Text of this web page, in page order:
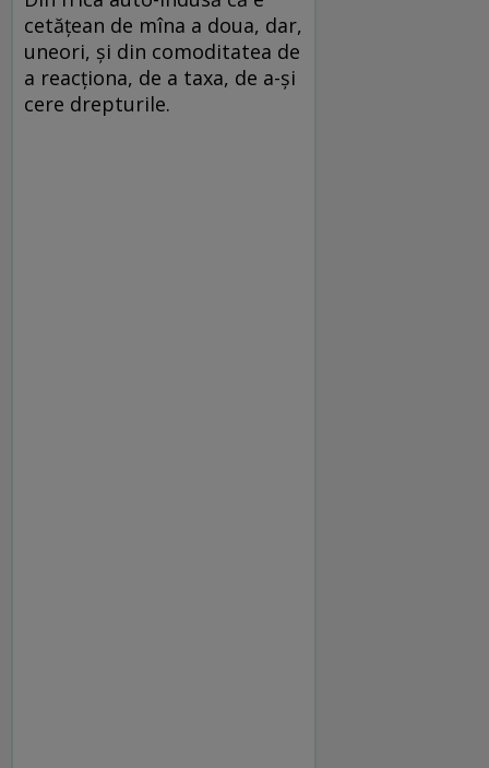
cetățean de mîna a doua, dar,
uneori, și din comoditatea de
a reacționa, de a taxa, de a-și
cere drepturile.